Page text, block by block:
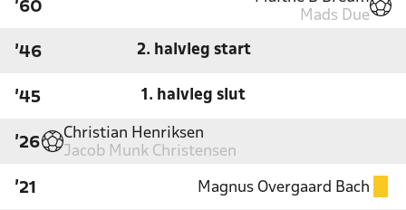
'60
Mads Due
'46 2. halvleg start
'45 1. halvleg slut
'26
Christian Henriksen
Jacob Munk Christensen
'21 Magnus Overgaard Bach